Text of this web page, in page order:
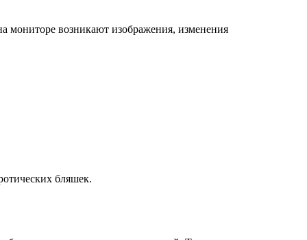
мониторе возникают изображения, изменения
бляшек.